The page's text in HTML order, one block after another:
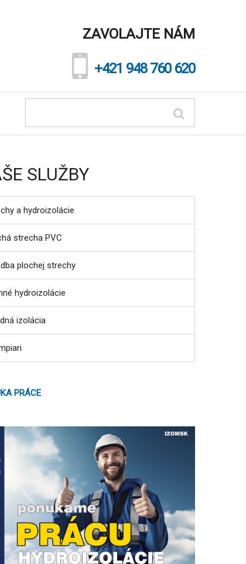
ZAVOLAJTE NÁM
+421 948 760 620
SLUŽBY
a hydroizolácie
strecha PVC
plochej strechy
hydroizolácie
izolácia
PRÁCE